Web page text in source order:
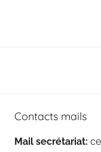
Contacts mails
Mail secrétariat: